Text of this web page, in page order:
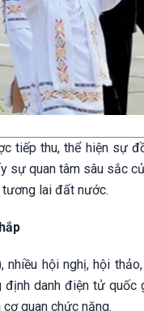
tiếp thu, thể hiện sự
sự quan tâm sâu sắc
lai đất nước.
hội nghị, hội
danh điện tử
quan chức năng.